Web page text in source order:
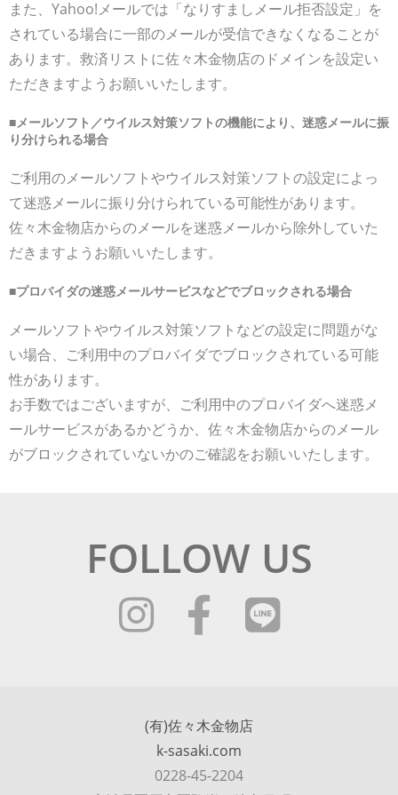
また、Yahoo!メールでは「なりすましメール拒否設定」を
されている場合に一部のメールが受信できなくなることが
あります。救済リストに佐々木金物店のドメインを設定い
ただきますようお願いいたします。
■メールソフト／ウイルス対策ソフトの機能により、迷惑メールに振
り分けられる場合
ご利用のメールソフトやウイルス対策ソフトの設定によっ
て迷惑メールに振り分けられている可能性があります。
佐々木金物店からのメールを迷惑メールから除外していた
だきますようお願いいたします。
■プロバイダの迷惑メールサービスなどでブロックされる場合
メールソフトやウイルス対策ソフトなどの設定に問題がな
い場合、ご利用中のプロバイダでブロックされている可能
性があります。
お手数ではございますが、ご利用中のプロバイダへ迷惑メ
ールサービスがあるかどうか、佐々木金物店からのメール
がブロックされていないかのご確認をお願いいたします。
FOLLOW US
(有)佐々木金物店
k-sasaki.com
0228-45-2204